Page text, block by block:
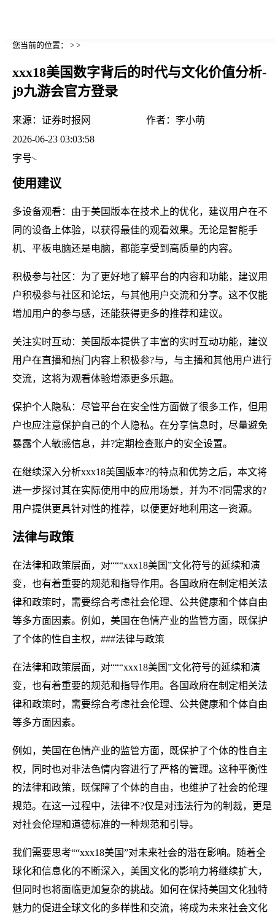
您当前的位置： > >
xxx18美国数字背后的时代与文化价值分析-
j9九游会官方登录
来源： 证券时报网 作者： 李小萌
2026-06-23 03:03:58
字号
使用建议
多设备观看：由于美国版本在技术上的优化，建议用户在不
同的设备上体验，以获得最佳的观看效果。无论是智能手
机、平板电脑还是电脑，都能享受到高质量的内容。
积极参与社区：为了更好地了解平台的内容和功能，建议用
户积极参与社区和论坛，与其他用户交流和分享。这不仅能
增加用户的参与感，还能获得更多的推荐和建议。
关注实时互动：美国版本提供了丰富的实时互动功能，建议
用户在直播和热门内容上积极参?与，与主播和其他用户进行
交流，这将为观看体验增添更多乐趣。
保护个人隐私：尽管平台在安全性方面做了很多工作，但用
户也应注意保护自己的个人隐私。在分享信息时，尽量避免
暴露个人敏感信息，并?定期检查账户的安全设置。
在继续深入分析xxx18美国版本?的特点和优势之后，本文将
进一步探讨其在实际使用中的应用场景，并为不?同需求的?
用户提供更具针对性的推荐，以便更好地利用这一资源。
法律与政策
在法律和政策层面，对“““xxx18美国”文化符号的延续和演
变，也有着重要的规范和指导作用。各国政府在制定相关法
律和政策时，需要综合考虑社会伦理、公共健康和个体自由
等多方面因素。例如，美国在色情产业的监管方面，既保护
了个体的性自主权，###法律与政策
在法律和政策层面，对“““xxx18美国”文化符号的延续和演
变，也有着重要的规范和指导作用。各国政府在制定相关法
律和政策时，需要综合考虑社会伦理、公共健康和个体自由
等多方面因素。
例如，美国在色情产业的监管方面，既保护了个体的性自主
权，同时也对非法色情内容进行了严格的管理。这种平衡性
的法律和政策，既保障了个体的自由，也维护了社会的伦理
规范。在这一过程中，法律不?仅是对违法行为的制裁，更是
对社会伦理和道德标准的一种规范和引导。
我们需要思考““xxx18美国”对未来社会的潜在影响。随着全
球化和信息化的不断深入，美国文化的影响力将继续扩大，
但同时也将面临更加复杂的挑战。如何在保持美国文化独特
魅力的促进全球文化的多样性和交流，将成为未来社会文化